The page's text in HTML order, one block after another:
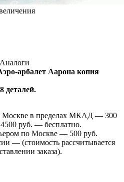
Аналоги
арбалет Аарона копия
деталей.
Москве в пределах МКАД — 300
руб. — бесплатно.
по Москве — 500 руб.
— (стоимость рассчитывается
заказа).